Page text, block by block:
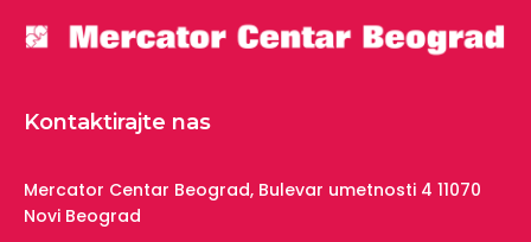
Kontaktirajte nas
Mercator Centar Beograd, Bulevar umetnosti 4 11070
Novi Beograd